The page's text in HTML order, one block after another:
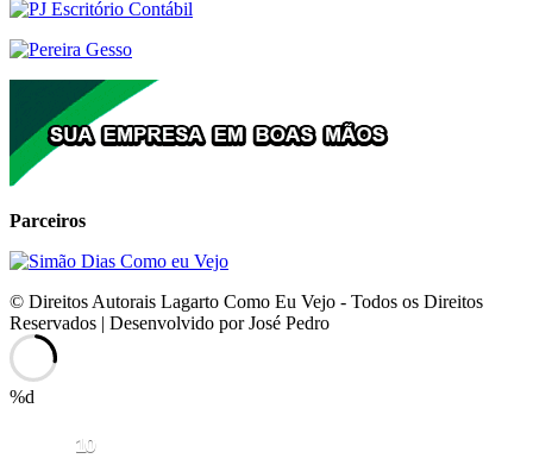
Parceiros
© Direitos Autorais Lagarto Como Eu Vejo - Todos os Direitos
Reservados | Desenvolvido por José Pedro
%d
10